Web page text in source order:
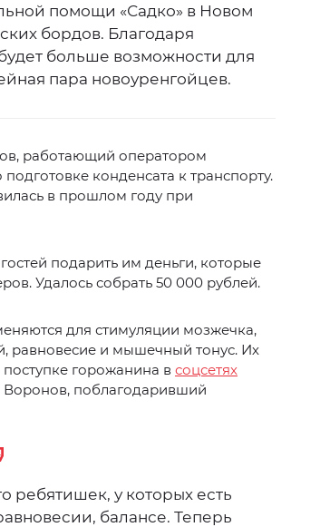
помощи «Садко» в Новом
бордов. Благодаря
больше возможности для
пара новоуренгойцев.
работающий оператором
конденсата к транспорту.
в прошлом году при
подарить им деньги, которые
Удалось собрать 50 000 рублей.
для стимуляции мозжечка,
равновесие и мышечный тонус. Их
горожанина в соцсетях
Воронов, поблагодаривший
ребятишек, у которых есть
балансе. Теперь